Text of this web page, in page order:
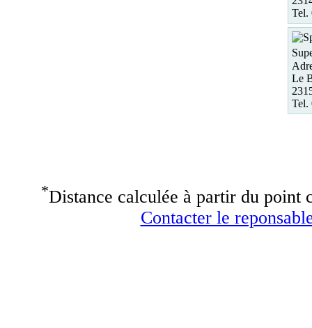
Tel.
Le
Tel.
*Distance calculée à partir du point
Contacter le